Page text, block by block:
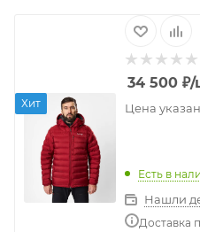
Хит
34 500 ₽/
Цена
Есть в
Нашли
Доставка